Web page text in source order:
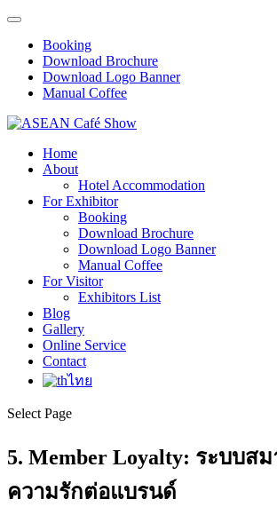
Booking
Download Brochure
Download Logo Banner
Manual Coffee
Home
About
Hotel Accommodation
For Exhibitor
Booking
Download Brochure
Download Logo Banner
Manual Coffee
For Visitor
Exhibitors List
Blog
Gallery
Online Service
Contact
ไทย
Select Page
5. Member Loyalty: ระบบส
ความรักต่อแบรนด์